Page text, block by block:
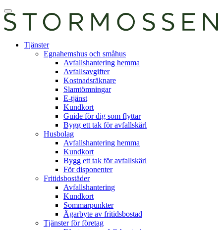
Skip
to
content
Öppna
huvudmeny
tjänst
Tjänster
Egnahemshus och småhus
Avfallshantering hemma
Avfallsavgifter
Kostnadsräknare
Slamtömningar
E-tjänst
Kundkort
Guide för dig som flyttar
Bygg ett tak för avfallskärl
Husbolag
Avfallshantering hemma
Kundkort
Bygg ett tak för avfallskärl
För disponenter
Fritidsbostäder
Avfallshantering
Kundkort
Sommarpunkter
Ägarbyte av fritidsbostad
Tjänster för företag